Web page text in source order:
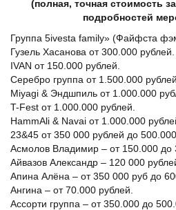
(полная, точная стоимость
подробностей
Группа 5ivesta family» (Файфста
Гузель Хасанова от 300.000 рублей.
IVAN от 150.000 рублей.
Серебро группа от 1.500.000 рублей.
Miyagi & Эндшпиль от 1.000.000
T-Fest от 1.000.000 рублей.
HammAli & Navai от 1.000.000
23&45 от 350 000 рублей до 500.000
Асмолов Владимир – от 150.000 до
Айвазов Александр – 120 000
Апина Алёна – от 350 000 руб до
Ангина – от 70.000 рублей.
Ассорти группа – от 350.000 до